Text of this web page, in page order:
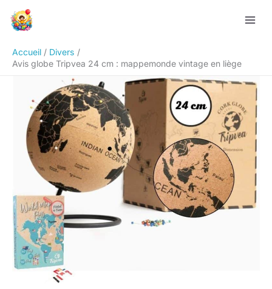
Accueil
Divers
Avis globe Tripvea 24 cm : mappemonde vintage en liège
Rechercher